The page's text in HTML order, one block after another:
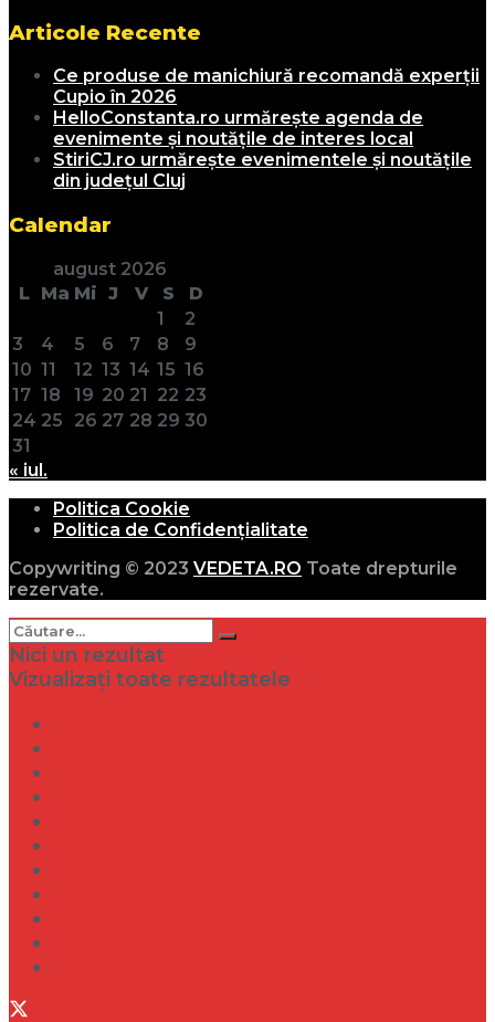
Articole Recente
Ce produse de manichiură recomandă experții
Cupio în 2026
HelloConstanta.ro urmărește agenda de
evenimente și noutățile de interes local
StiriCJ.ro urmărește evenimentele și noutățile
din județul Cluj
Calendar
august 2026
L Ma Mi J V S
D
1
2
3
4 5 6 7 8
9
10 11 12 13 14 15 16
17 18 19 20 21 22 23
24 25 26 27 28 29 30
31
« iul.
Politica Cookie
Politica de Confidențialitate
Copywriting © 2023 VEDETA.RO Toate drepturile
rezervate.
Nici un rezultat
Vizualizați toate rezultatele